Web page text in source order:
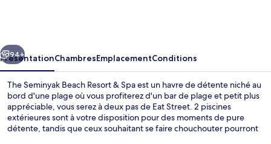
&
Spa
Suivant
94+
PrésentationChambresEmplacementConditions
The Seminyak Beach Resort & Spa est un havre de détente niché au
bord d'une plage où vous profiterez d'un bar de plage et petit plus
appréciable, vous serez à deux pas de Eat Street. 2 piscines
extérieures sont à votre disposition pour des moments de pure
détente, tandis que ceux souhaitant se faire chouchouter pourront